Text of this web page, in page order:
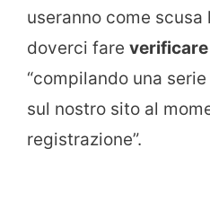
useranno come
doverci fare
“compilando una
sul nostro sito al
registrazione”.